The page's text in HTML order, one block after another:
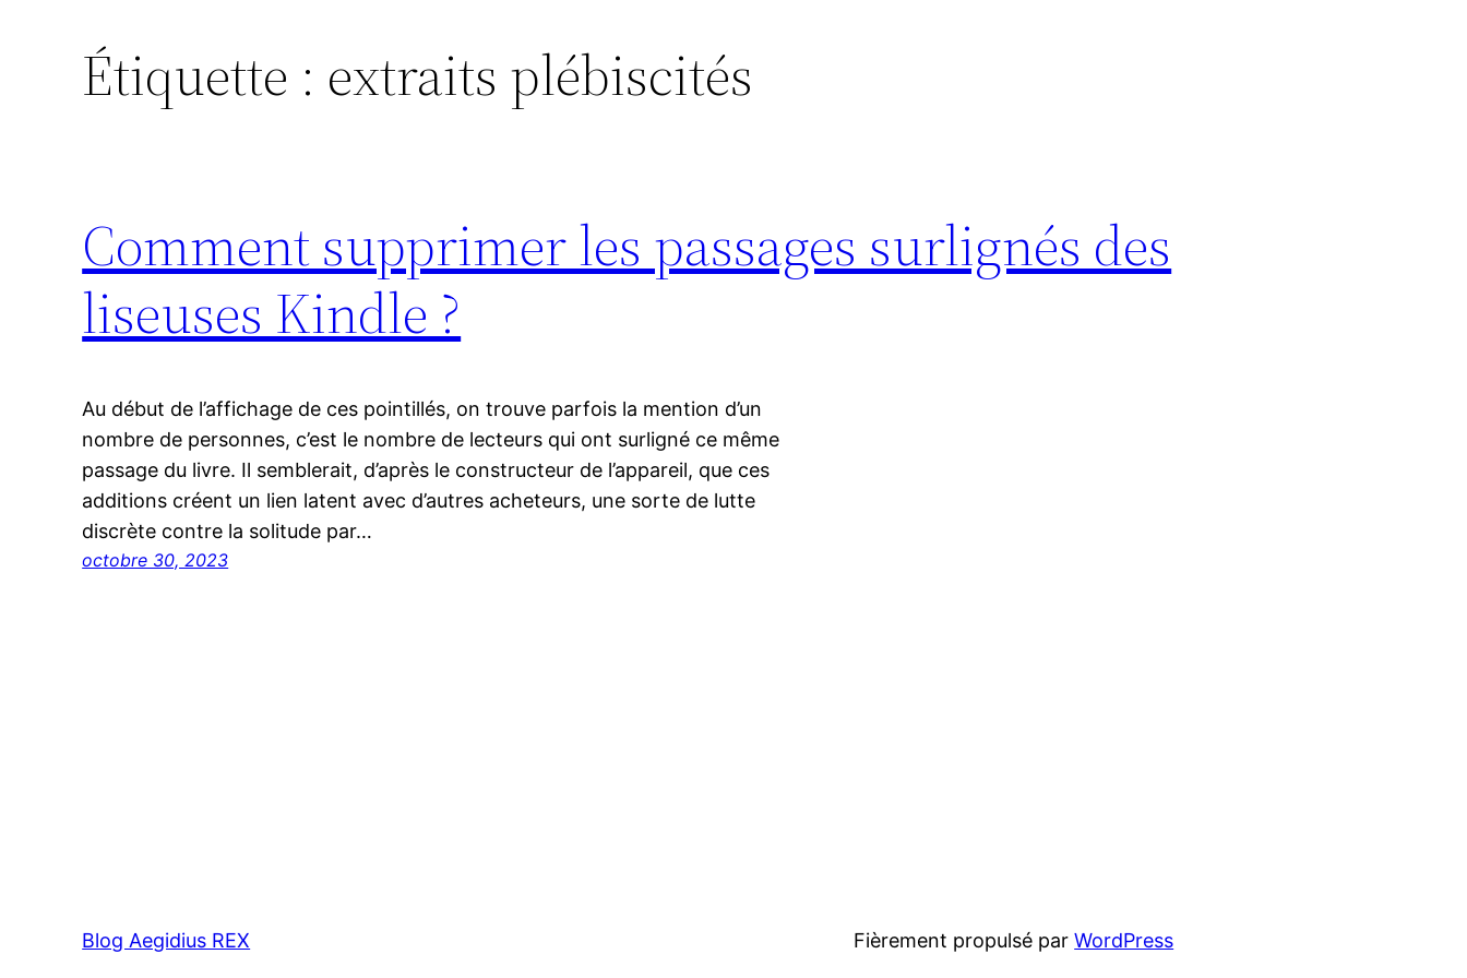
Étiquette : extraits plébiscités
Comment supprimer les passages surlignés des
liseuses Kindle ?
Au début de l’affichage de ces pointillés, on trouve parfois la mention d’un
nombre de personnes, c’est le nombre de lecteurs qui ont surligné ce même
passage du livre. Il semblerait, d’après le constructeur de l’appareil, que ces
additions créent un lien latent avec d’autres acheteurs, une sorte de lutte
discrète contre la solitude par…
octobre 30, 2023
Blog Aegidius REX Fièrement propulsé parWordPress